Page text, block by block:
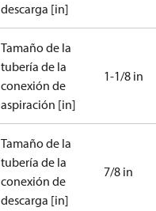
descarga [in]
Tamaño de la
tubería de la
conexión de
aspiración [in]
1-1/8 in
Tamaño de la
tubería de la
conexión de
descarga [in]
7/8 in